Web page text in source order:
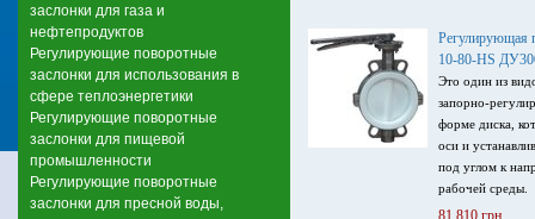
заслонки для газа и
нефтепродуктов
Регулирующие поворотные
заслонки для использования в
сфере теплоэнергетики
Регулирующие поворотные
заслонки для пищевой
промышленности
Регулирующие поворотные
заслонки для пресной воды,
Регулирующая
10-80-HS
Это один из
запорно-
форме диска,
оси и
под углом к
рабочей среды.
81 810 грн